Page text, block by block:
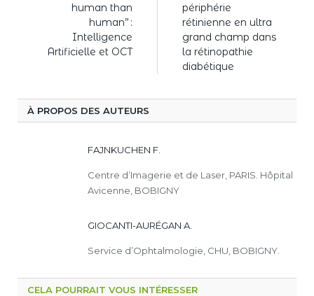
human than
human” :
Intelligence
Artificielle et OCT
périphérie
rétinienne en ultra
grand champ dans
la rétinopathie
diabétique
À PROPOS DES AUTEURS
FAJNKUCHEN F.
Centre d’Imagerie et de Laser, PARIS. Hôpital
Avicenne, BOBIGNY
GIOCANTI-AURÉGAN A.
Service d’Ophtalmologie, CHU, BOBIGNY.
CELA POURRAIT VOUS INTÉRESSER